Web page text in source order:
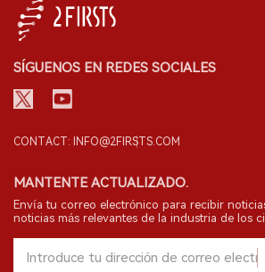
SÍGUENOS EN REDES SOCIALES
CONTACT: INFO@2FIRSTS.COM
MANTENTE ACTUALIZADO.
Envía tu correo electrónico para recibir
noticias más relevantes de la industria de los